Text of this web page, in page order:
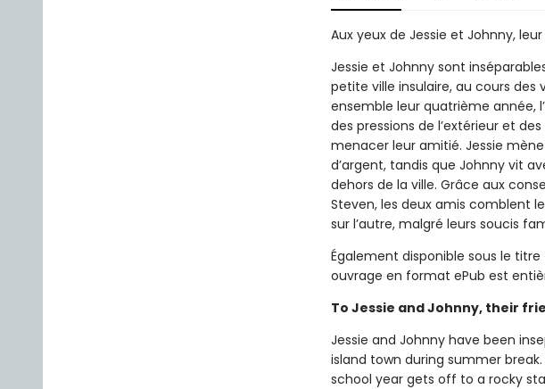
Aux yeux de Jessie et Johnny,
Jessie et Johnny sont
petite ville insulaire, au cours des
ensemble leur quatrième année,
des pressions de l’extérieur et
menacer leur amitié. Jessie
d’argent, tandis que Johnny vit
dehors de la ville. Grâce aux
Steven, les deux amis comblent
sur l’autre, malgré leurs soucis
Également disponible sous le titre
ouvrage en format ePub est
To Jessie and Johnny, their
Jessie and Johnny have been
island town during summer
school year gets off to a rocky